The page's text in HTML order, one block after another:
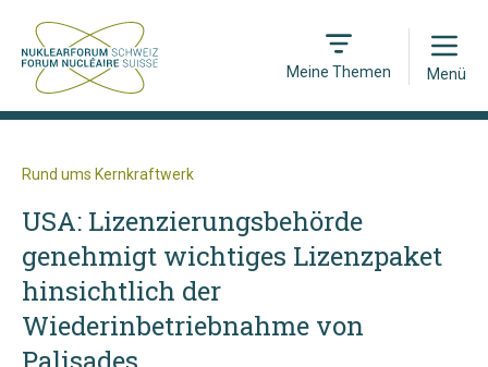
Meine Themen
Open
Menü
Rund ums Kernkraftwerk
USA: Lizenzierungsbehörde
genehmigt wichtiges Lizenzpaket
hinsichtlich der
Wiederinbetriebnahme von